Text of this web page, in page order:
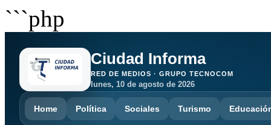
```php
Ciudad Informa
RED DE MEDIOS · GRUPO TECNOCOM
lunes, 10 de agosto de 2026
Home Política Sociales Turismo